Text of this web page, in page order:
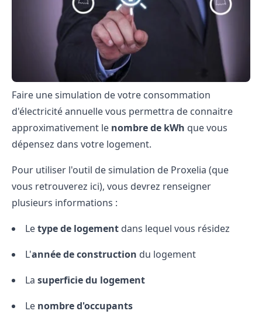
Faire une simulation de votre consommation
d'électricité annuelle vous permettra de connaitre
approximativement le nombre de kWh que vous
dépensez dans votre logement.
Pour utiliser l'outil de simulation de Proxelia (que
vous retrouverez ici), vous devrez renseigner
plusieurs informations :
Letype de logement dans lequel vous résidez
L'année de construction du logement
La superficie du logement
Le nombre d'occupants